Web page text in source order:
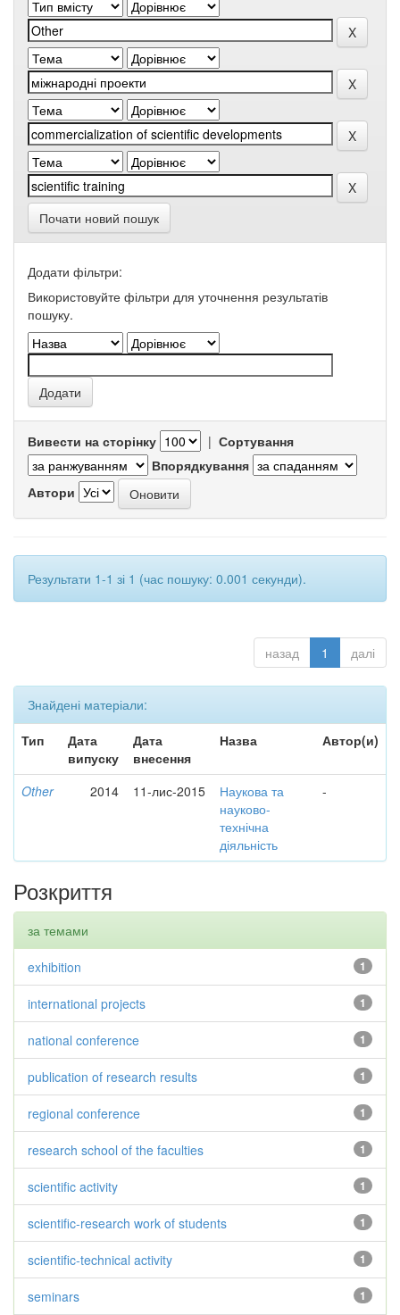
Почати новий пошук
Додати фільтри:
Використовуйте фільтри для уточнення результатів
пошуку.
Вивести на сторінку | Сортування
Впорядкування
Автори
Результати 1-1 зі 1 (час пошуку: 0.001 секунди).
назад 1 далі
Знайдені матеріали:
Тип
Дата
випуску
Дата
внесення
Назва Автор(и)
Other 2014 11-лис-2015
Наукова та
науково-
технічна
діяльність
-
Розкриття
за темами
1
exhibition
1
international projects
1
national conference
1
publication of research results
1
regional conference
1
research school of the faculties
1
scientific activity
1
scientific-research work of students
1
scientific-technical activity
1
seminars